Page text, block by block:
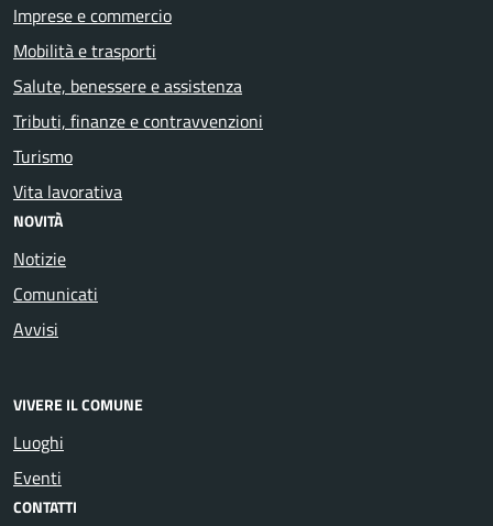
Imprese e commercio
Mobilità e trasporti
Salute, benessere e assistenza
Tributi, finanze e contravvenzioni
Turismo
Vita lavorativa
NOVITÀ
Notizie
Comunicati
Avvisi
VIVERE IL COMUNE
Luoghi
Eventi
CONTATTI